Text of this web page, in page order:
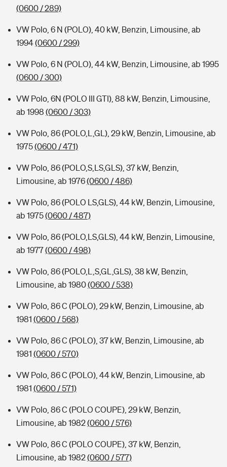
(0600 / 289)
VW Polo, 6 N (POLO), 40 kW, Benzin, Limousine, ab
1994(0600 / 299)
VW Polo, 6 N (POLO), 44 kW, Benzin, Limousine, ab 1995
(0600 / 300)
VW Polo, 6N (POLO III GTI), 88 kW, Benzin, Limousine,
ab 1998 (0600 / 303)
VW Polo, 86 (POLO,L,GL), 29 kW, Benzin, Limousine, ab
1975(0600 / 471)
VW Polo, 86 (POLO,S,LS,GLS), 37 kW, Benzin,
Limousine, ab 1976(0600 / 486)
VW Polo, 86 (POLO LS,GLS), 44 kW, Benzin, Limousine,
ab 1975(0600 / 487)
VW Polo, 86 (POLO,LS,GLS), 44 kW, Benzin, Limousine,
ab 1977(0600 / 498)
VW Polo, 86 (POLO,L,S,GL,GLS), 38 kW, Benzin,
Limousine, ab 1980(0600 / 538)
VW Polo, 86 C (POLO), 29 kW, Benzin, Limousine, ab
1981 (0600 / 568)
VW Polo, 86 C (POLO), 37 kW, Benzin, Limousine, ab
1981 (0600 / 570)
VW Polo, 86 C (POLO), 44 kW, Benzin, Limousine, ab
1981 (0600 / 571)
VW Polo, 86 C (POLO COUPE), 29 kW, Benzin,
Limousine, ab 1982(0600 / 576)
VW Polo, 86 C (POLO COUPE), 37 kW, Benzin,
Limousine, ab 1982(0600 / 577)